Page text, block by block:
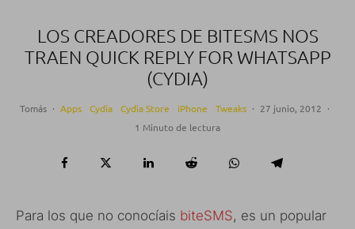
LOS CREADORES DE BITESMS NOS
TRAEN QUICK REPLY FOR WHATSAPP
(CYDIA)
Tomás · Apps Cydia Cydia Store iPhone Tweaks · 27 junio, 2012 ·
1 Minuto de lectura
Para los que no conocíais biteSMS, es un popular